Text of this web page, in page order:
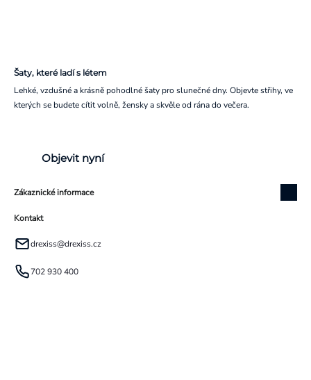
Šaty, které ladí s létem
Lehké, vzdušné a krásně pohodlné šaty pro slunečné dny. Objevte střihy, ve
kterých se budete cítit volně, žensky a skvěle od rána do večera.
Objevit nyní
Zákaznické informace
Kontakt
drexiss@drexiss.cz
702 930 400